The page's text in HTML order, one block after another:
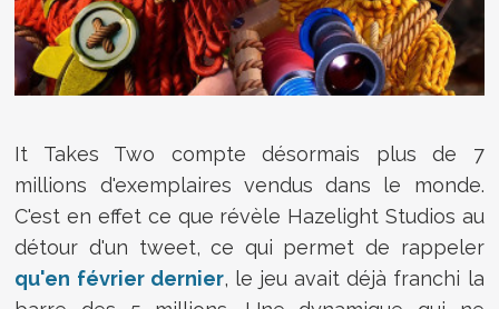
It Takes Two compte désormais plus de 7
millions d'exemplaires vendus dans le monde.
C'est en effet ce que révèle Hazelight Studios au
détour d'un tweet, ce qui permet de rappeler
qu'en février dernier, le jeu avait déjà franchi la